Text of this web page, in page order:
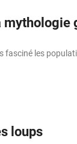
mythologie
les
loups